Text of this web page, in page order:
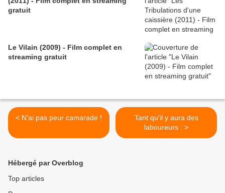
gratuit
Le Vilain (2009) - Film complet en
streaming gratuit
< N'ai pas peur camarade !
Tant qu'il y aura des
laboureurs : >
Hébergé par Overblog
Top articles